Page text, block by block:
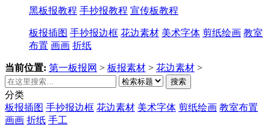
黑板报教程 手抄报教程 宣传板教程
板报插图 手抄报边框 花边素材 美术字体 剪纸绘画 教室
布置 画画 折纸
当前位置: 第一板报网 > 板报素材 > 花边素材 >
搜索
分类
板报插图 手抄报边框 花边素材 美术字体 剪纸绘画 教室布置
画画 折纸 手工